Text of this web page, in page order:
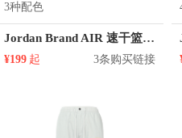
3种配色
Jordan Brand AIR 速干篮球透气系带拼接合身运动短裤 CT4764
¥199 起 3条购买链接